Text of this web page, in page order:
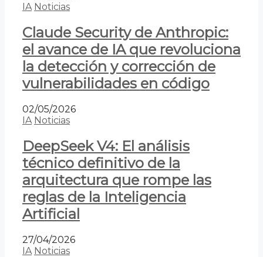
IA Noticias
Claude Security de Anthropic:
el avance de IA que revoluciona
la detección y corrección de
vulnerabilidades en código
02/05/2026
IA Noticias
DeepSeek V4: El análisis
técnico definitivo de la
arquitectura que rompe las
reglas de la Inteligencia
Artificial
27/04/2026
IA Noticias